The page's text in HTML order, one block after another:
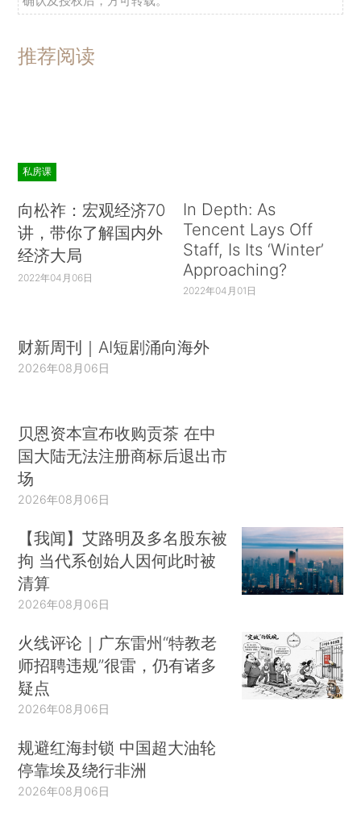
推荐阅读
私房课
向松祚：宏观经济70
讲，带你了解国内外
经济大局
2022年04月06日
In Depth: As
Tencent Lays Off
Staff, Is Its ‘Winter’
Approaching?
2022年04月01日
财新周刊｜AI短剧涌向海外
2026年08月06日
贝恩资本宣布收购贡茶 在中
国大陆无法注册商标后退出市
场
2026年08月06日
【我闻】艾路明及多名股东被
拘 当代系创始人因何此时被
清算
2026年08月06日
火线评论｜广东雷州“特教老
师招聘违规”很雷，仍有诸多
疑点
2026年08月06日
规避红海封锁 中国超大油轮
停靠埃及绕行非洲
2026年08月06日